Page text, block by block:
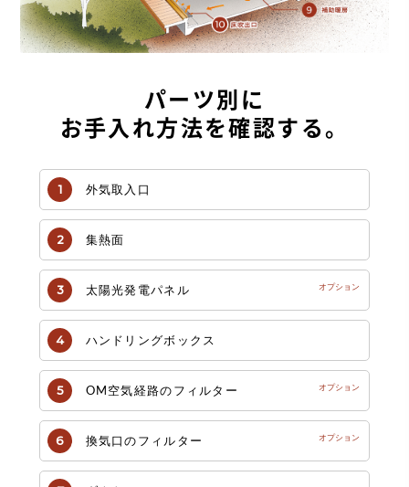
パーツ別に
お手入れ方法を確認する。
外気取入口
集熱面
太陽光発電パネル
ハンドリングボックス
OM空気経路のフィルター
換気口のフィルター